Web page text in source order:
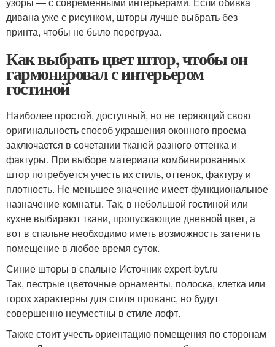
дивана уже с рисунком, шторы лучше выбрать без
принта, чтобы не было перегруза.
Как выбрать цвет штор, чтобы он
гармонировал с интерьером
гостиной
Наиболее простой, доступный, но не теряющий свою
оригинальность способ украшения оконного проема
заключается в сочетании тканей разного оттенка и
фактуры. При выборе материала комбинированных
штор потребуется учесть их стиль, оттенок, фактуру и
плотность. Не меньшее значение имеет функциональное
назначение комнаты. Так, в небольшой гостиной или
кухне выбирают ткани, пропускающие дневной цвет, а
вот в спальне необходимо иметь возможность затенить
помещение в любое время суток.
Синие шторы в спальне Источник expert-byt.ru
Так, пестрые цветочные орнаменты, полоска, клетка или
горох характерны для стиля прованс, но будут
совершенно неуместны в стиле лофт.
Также стоит учесть ориентацию помещения по сторонам